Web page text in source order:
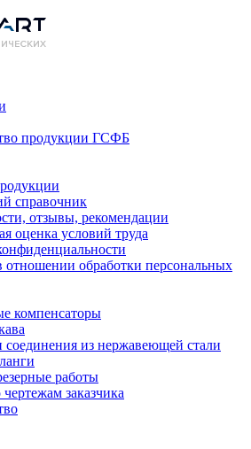
продукции ГСФБ
справочник
отзывы, рекомендации
оценка условий труда
отношении обработки персональных
компенсаторы
соединения из нержавеющей стали
работы
заказчика